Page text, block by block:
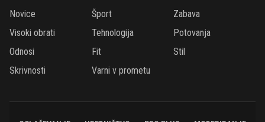
Novice Šport
Zabava
Visoki obrati
Tehnologija
Potovanja
Odnosi
Fit
Stil
Skrivnosti
Varni v prometu